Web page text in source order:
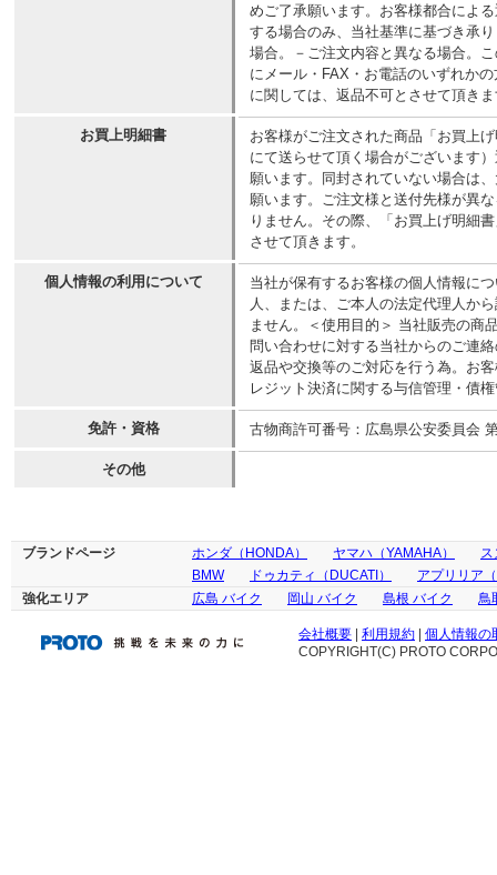
めご了承願います。お客様都合によ
する場合のみ、当社基準に基づき承
場合。－ご注文内容と異なる場合。
にメール・FAX・お電話のいずれか
に関しては、返品不可とさせて頂き
お買上明細書
お客様がご注文された商品「お買上
にて送らせて頂く場合がございます
願います。同封されていない場合は
願います。ご注文様と送付先様が異
りません。その際、「お買上げ明細
させて頂きます。
個人情報の利用について
当社が保有するお客様の個人情報に
人、または、ご本人の法定代理人か
ません。＜使用目的＞ 当社販売の商
問い合わせに対する当社からのご連
返品や交換等のご対応を行う為。お
レジット決済に関する与信管理・債
免許・資格 古物商許可番号：広島県公安委員会
その他
ブランドページ ホンダ（HONDA） ヤマハ（YAMAHA）
ス
BMW
ドゥカティ（DUCATI）
アプリリア
強化エリア
広島 バイク 岡山 バイク 島根 バイク 鳥
会社概要 利用規約
個人情報の
COPYRIGHT(C) PROTO